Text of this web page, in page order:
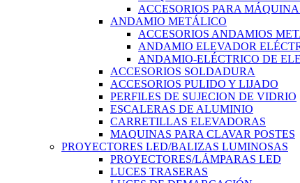
ACCESORIOS PARA
ANDAMIO METÁLICO
ACCESORIOS ANDAMIOS
ANDAMIO ELEVADOR
ANDAMIO-ELÉCTRICO DE
ACCESORIOS SOLDADURA
ACCESORIOS PULIDO Y LIJADO
PERFILES DE SUJECION DE VIDRIO
ESCALERAS DE ALUMINIO
CARRETILLAS ELEVADORAS
MAQUINAS PARA CLAVAR POSTES
PROYECTORES LED/BALIZAS LUMINOSAS
PROYECTORES/LÁMPARAS LED
LUCES TRASERAS